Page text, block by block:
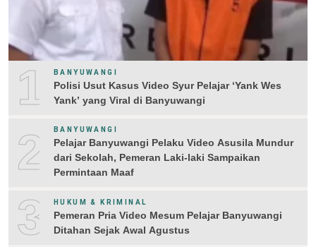
1 BANYUWANGI
Polisi Usut Kasus Video Syur Pelajar ‘Yank Wes
Yank’ yang Viral di Banyuwangi
2 BANYUWANGI
Pelajar Banyuwangi Pelaku Video Asusila Mundur
dari Sekolah, Pemeran Laki-laki Sampaikan
Permintaan Maaf
3 HUKUM & KRIMINAL
Pemeran Pria Video Mesum Pelajar Banyuwangi
Ditahan Sejak Awal Agustus